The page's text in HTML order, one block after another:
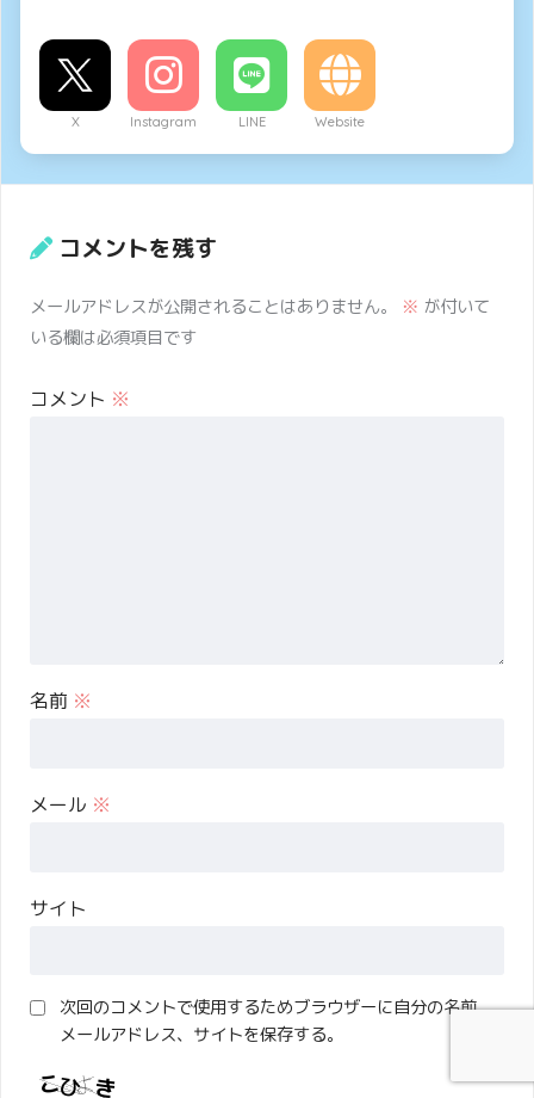
X Instagram LINE Website
コメントを残す
メールアドレスが公開されることはありません。 ※ が付いて
いる欄は必須項目です
コメント ※
名前 ※
メール ※
サイト
次回のコメントで使用するためブラウザーに自分の名前、
メールアドレス、サイトを保存する。